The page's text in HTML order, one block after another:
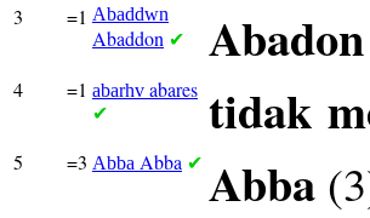
3 =1 Abaddwn
Abaddon ✔ Abadon
4 =1 abarhv abares
✔ tidak
5 =3 Abba Abba ✔ Abba